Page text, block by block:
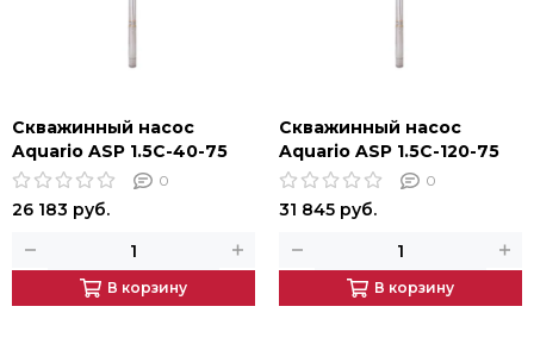
Скважинный насос
Aquario ASP 1.5C-40-75
0
26 183 руб.
В корзину
Скважинный насос
Aquario ASP 1.5C-120-75
0
31 845 руб.
В корзину